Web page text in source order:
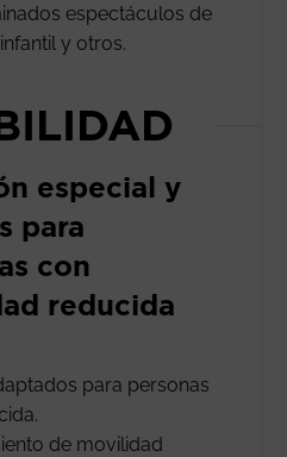
espectáculos de
y otros.
especial y
para
con
reducida
para personas
de movilidad